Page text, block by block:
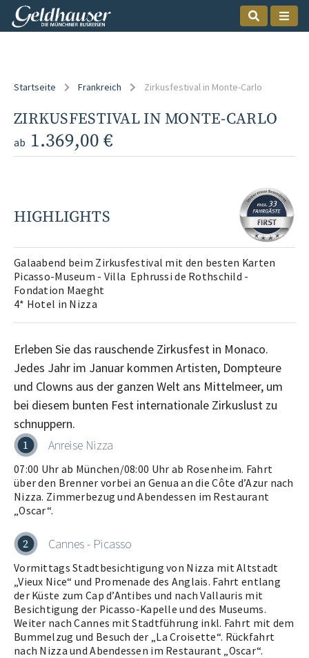
Startseite Frankreich Zirkusfestival in Monte-Carlo
ZIRKUSFESTIVAL IN MONTE-CARLO
ab 1.369,00 €
HIGHLIGHTS
Galaabend beim Zirkusfestival mit den besten Karten
Picasso-Museum - Villa Ephrussi de Rothschild -
Fondation Maeght
4* Hotel in Nizza
Erleben Sie das rauschende Zirkusfest in Monaco.
Jedes Jahr im Januar kommen Artisten, Dompteure
und Clowns aus der ganzen Welt ans Mittelmeer, um
bei diesem bunten Fest internationale Zirkuslust zu
1 Anreise Nizza
07:00 Uhr ab München/08:00 Uhr ab Rosenheim. Fahrt
über den Brenner vorbei an Genua an die Côte d’Azur nach
Nizza. Zimmerbezug und Abendessen im Restaurant
„Oscar“.
2 Cannes - Picasso
Vormittags Stadtbesichtigung von Nizza mit Altstadt
„Vieux Nice“ und Promenade des Anglais. Fahrt entlang
der Küste zum Cap d’Antibes und nach Vallauris mit
Besichtigung der Picasso-Kapelle und des Museums.
Weiter nach Cannes mit Stadtführung inkl. Fahrt mit dem
Bummelzug und Besuch der „La Croisette“. Rückfahrt
nach Nizza und Abendessen im Restaurant „Oscar“.